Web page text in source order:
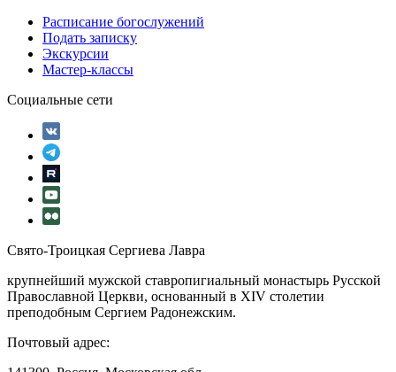
Расписание богослужений
Подать записку
Экскурсии
Мастер-классы
Социальные сети
Свято-Троицкая Сергиева Лавра
крупнейший мужской ставропигиальный монастырь Русской
Православной Церкви, основанный в XIV столетии
преподобным Сергием Радонежским.
Почтовый адрес: